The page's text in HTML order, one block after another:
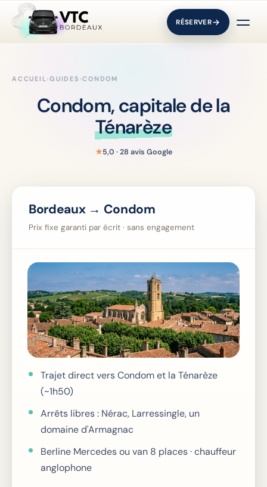
RÉSERVER
ACCUEIL›GUIDES ›CONDOM
Condom, capitale de la
Ténarèze
★5,0 · 28 avis Google
Bordeaux → Condom
Prix fixe garanti par écrit · sans engagement
Trajet direct vers Condom et la Ténarèze
(~1h50)
Arrêts libres : Nérac, Larressingle, un
domaine d'Armagnac
Berline Mercedes ou van 8 places · chauffeur
anglophone